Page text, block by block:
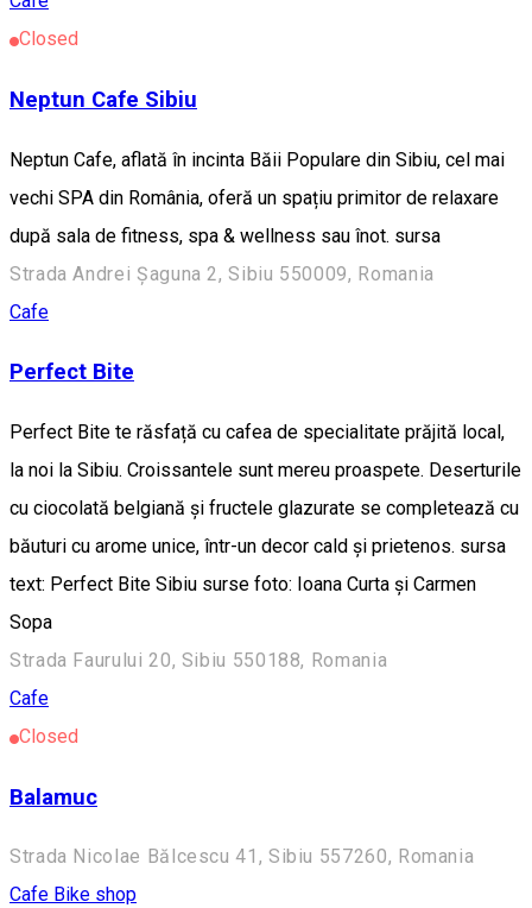
Closed
Neptun Cafe Sibiu
Neptun Cafe, aflată în incinta Băii Populare din Sibiu, cel mai
vechi SPA din România, oferă un spațiu primitor de relaxare
după sala de fitness, spa & wellness sau înot. sursa
Strada Andrei Șaguna 2, Sibiu 550009, Romania
Cafe
Perfect Bite
Perfect Bite te răsfață cu cafea de specialitate prăjită local,
la noi la Sibiu. Croissantele sunt mereu proaspete. Deserturile
cu ciocolată belgiană și fructele glazurate se completează cu
băuturi cu arome unice, într-un decor cald și prietenos. sursa
text: Perfect Bite Sibiu surse foto: Ioana Curta și Carmen
Sopa
Strada Faurului 20, Sibiu 550188, Romania
Cafe
Closed
Balamuc
Strada Nicolae Bălcescu 41, Sibiu 557260, Romania
Cafe Bike shop